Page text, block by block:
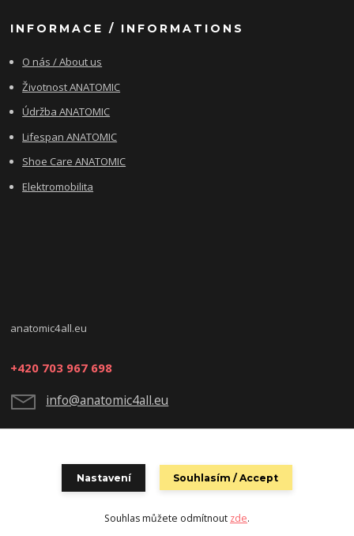
INFORMACE / INFORMATIONS
O nás / About us
Životnost ANATOMIC
Údržba ANATOMIC
Lifespan ANATOMIC
Shoe Care ANATOMIC
Elektromobilita
anatomic4all.eu
+420 703 967 698
info@anatomic4all.eu
Vytvořeno na Eshop-rychle.cz
Nastavení Souhlasím / Accept
Souhlas můžete odmítnout zde.